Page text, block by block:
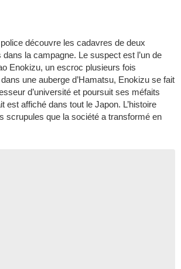
découvre les cadavres de deux
la campagne. Le suspect est l’un de
Enokizu, un escroc plusieurs fois
une auberge d’Hamatsu, Enokizu se fait
d’université et poursuit ses méfaits
est affiché dans tout le Japon. L’histoire
scrupules que la société a transformé en